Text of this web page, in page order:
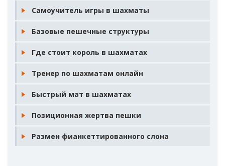
Самоучитель игры в шахматы
Базовые пешечные структуры
Где стоит король в шахматах
Тренер по шахматам онлайн
Быстрый мат в шахматах
Позиционная жертва пешки
Размен фианкеттированного слона